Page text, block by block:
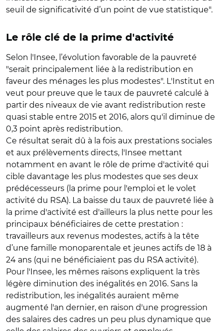
seuil de significativité d’un point de vue statistique".
Le rôle clé de la prime d'activité
Selon l'Insee, l’évolution favorable de la pauvreté
"serait principalement liée à la redistribution en
faveur des ménages les plus modestes". L'Institut en
veut pour preuve que le taux de pauvreté calculé à
partir des niveaux de vie avant redistribution reste
quasi stable entre 2015 et 2016, alors qu'il diminue de
0,3 point après redistribution.
Ce résultat serait dû à la fois aux prestations sociales
et aux prélèvements directs, l'Insee mettant
notamment en avant le rôle de prime d'activité qui
cible davantage les plus modestes que ses deux
prédécesseurs (la prime pour l'emploi et le volet
activité du RSA). La baisse du taux de pauvreté liée à
la prime d'activité est d'ailleurs la plus nette pour les
principaux bénéficiaires de cette prestation :
travailleurs aux revenus modestes, actifs à la tête
d’une famille monoparentale et jeunes actifs de 18 à
24 ans (qui ne bénéficiaient pas du RSA activité).
Pour l'Insee, les mêmes raisons expliquent la très
légère diminution des inégalités en 2016. Sans la
redistribution, les inégalités auraient même
augmenté l'an dernier, en raison d'une progression
des salaires des cadres un peu plus dynamique que